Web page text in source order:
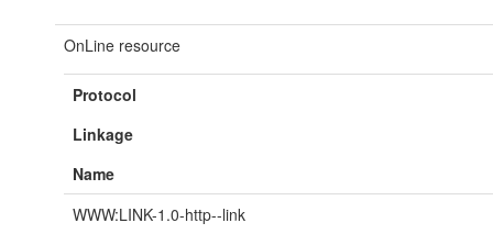
OnLine resource
Protocol
Linkage
Name
WWW:LINK-1.0-http--link